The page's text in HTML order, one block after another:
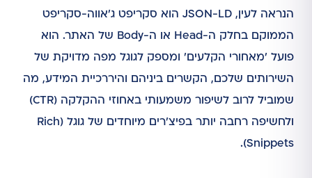
הנראה לעין, JSON-LD הוא סקריפט ג'אווה-סקריפט
הממוקם בחלק ה-Head או ה-Body של האתר. הוא
פועל 'מאחורי הקלעים' ומספק לגוגל מפה מדויקת של
השירותים שלכם, הקשרים ביניהם והיררכיית המידע, מה
שמוביל לרוב לשיפור משמעותי באחוזי ההקלקה (CTR)
ולחשיפה רחבה יותר בפיצ'רים מיוחדים של גוגל (Rich
Snippets).